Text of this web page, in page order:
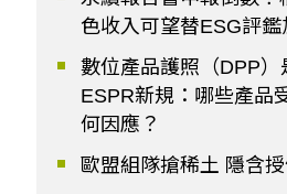
色收入可望替ESG評鑑
數位產品護照（DPP
ESPR新規：哪些產品
何因應？
歐盟組隊搶稀土 隱含